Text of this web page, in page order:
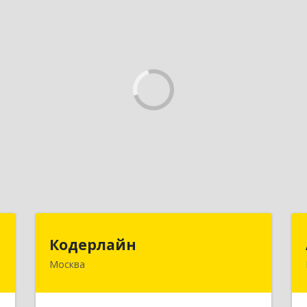
Кодерлайн
Москва
107023, Москва г, Семеновская Б. ул,